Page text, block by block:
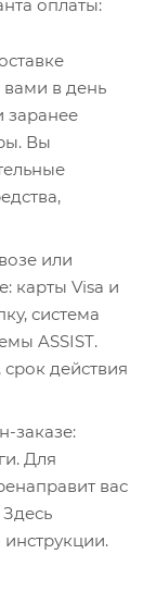
оплаты:
вами в день
заранее
Вы
или
карты Visa и
система
ASSIST.
действия
заказе:
Для
вас